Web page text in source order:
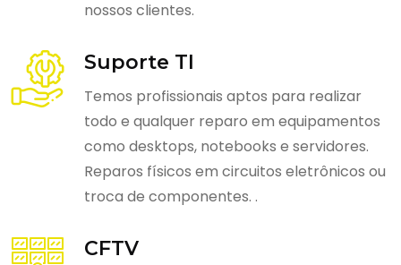
nossos clientes.
Suporte TI
Temos profissionais aptos para realizar
todo e qualquer reparo em equipamentos
como desktops, notebooks e servidores.
Reparos físicos em circuitos eletrônicos ou
troca de componentes. .
CFTV